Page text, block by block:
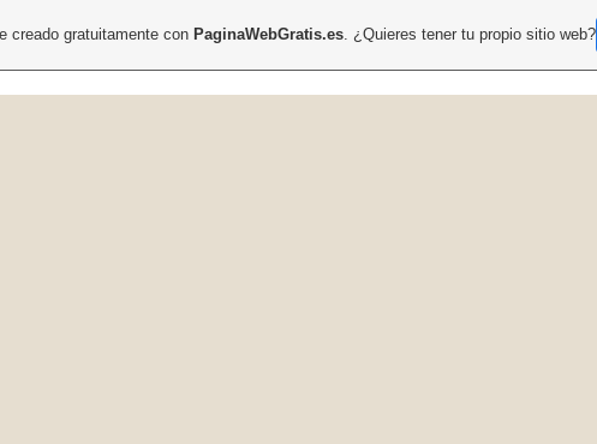
creado gratuitamente con PaginaWebGratis.es. ¿Quieres tener tu propio sitio web?